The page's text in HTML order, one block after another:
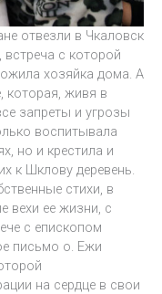
отвезли в Чкаловск
встреча с которой
хозяйка дома. А
которая, живя в
запреты и угрозы
воспитывала
но и крестила и
к Шклову деревень.
стихи, в
вехи ее жизни, с
с епископом
письмо о. Ежи
на сердце в свои